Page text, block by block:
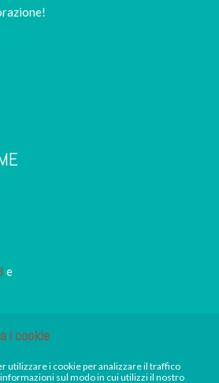
e
dei
i cookie
utilizzare i cookie per analizzare il traffico
sul modo in cui utilizzi il nostro